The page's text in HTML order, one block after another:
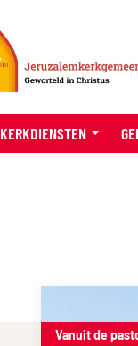
KERKDIENSTEN
Vanuit de